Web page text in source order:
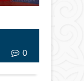
0